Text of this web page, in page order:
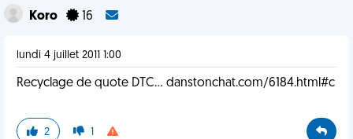
Koro 16
lundi 4 juillet 2011 1:00
Recyclage de quote DTC... danstonchat.com/6184.html#c
2 1